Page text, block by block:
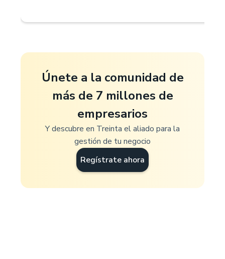
Únete a la comunidad de
más de 7 millones de
empresarios
Y descubre en Treinta el aliado para la
gestión de tu negocio
Regístrate ahora